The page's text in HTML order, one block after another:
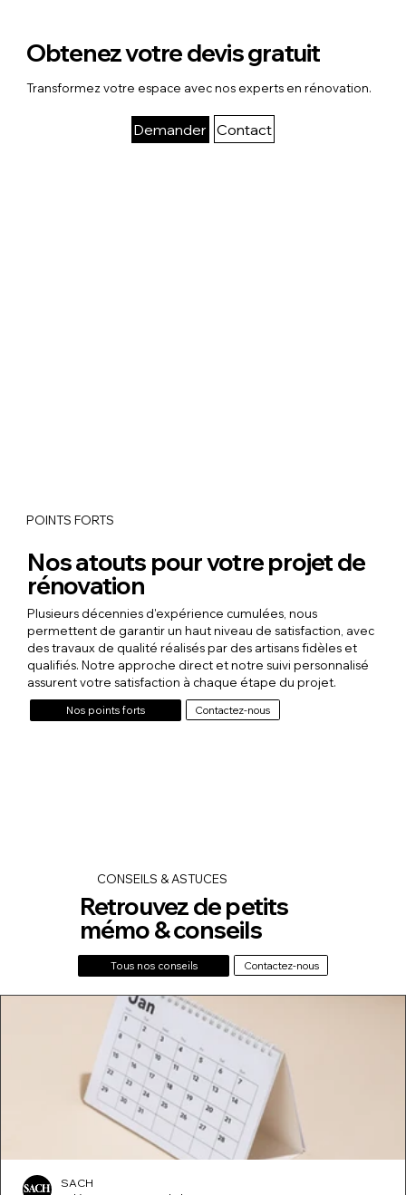
Obtenez votre devis gratuit
Transformez votre espace avec nos experts en rénovation.
Demander Contact
POINTS FORTS
Nos atouts pour votre projet de
rénovation
Plusieurs décennies d'expérience cumulées, nous
permettent de garantir un haut niveau de satisfaction, avec
des travaux de qualité réalisés par des artisans fidèles et
qualifiés. Notre approche direct et notre suivi personnalisé
assurent votre satisfaction à chaque étape du projet.
Nos points forts Contactez-nous
CONSEILS & ASTUCES
Retrouvez de petits
mémo & conseils
Tous nos conseils Contactez-nous
SACH